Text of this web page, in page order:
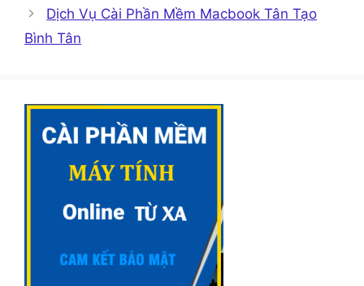
Dịch Vụ Cài Phần Mềm Macbook Tân Tạo
Bình Tân